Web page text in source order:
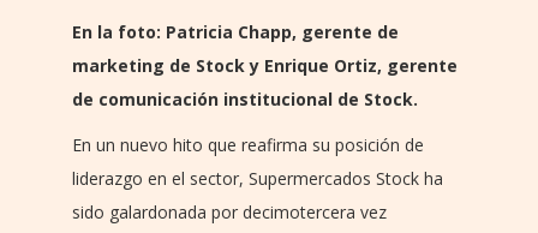
En la foto: Patricia Chapp, gerente de
marketing de Stock y Enrique Ortiz, gerente
de comunicación institucional de Stock.
En un nuevo hito que reafirma su posición de
liderazgo en el sector, Supermercados Stock ha
sido galardonada por decimotercera vez